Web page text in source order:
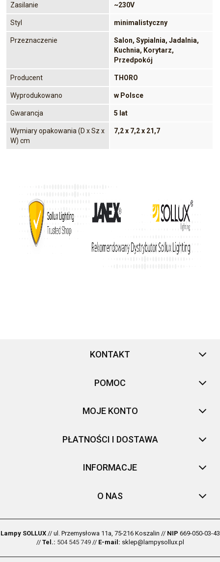
Zasilanie ~230V
Styl minimalistyczny
Przeznaczenie
Salon, Sypialnia, Jadalnia,
Kuchnia, Korytarz,
Przedpokój
Producent THORO
Wyprodukowano w Polsce
Gwarancja 5 lat
Wymiary opakowania (D x Sz x
W) cm
7,2 x 7,2 x 21,7
KONTAKT
POMOC
MOJE KONTO
PŁATNOŚCI I DOSTAWA
INFORMACJE
O NAS
Lampy SOLLUX// ul. Przemysłowa 11a, 75-216 Koszalin // NIP 669-050-03-43
// Tel.: 504 545 749// E-mail: sklep@lampysollux.pl